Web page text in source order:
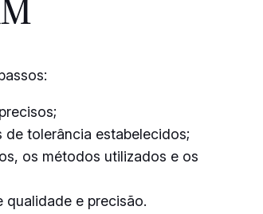
tolerância estabelecidos;
os métodos utilizados e os
e precisão.